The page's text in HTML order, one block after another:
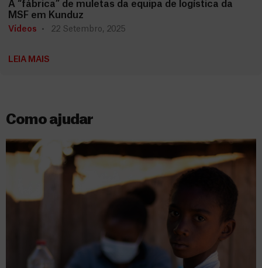
A “fábrica” de muletas da equipa de logística da
MSF em Kunduz
Vídeos 22 Setembro, 2025
LEIA MAIS
Como ajudar